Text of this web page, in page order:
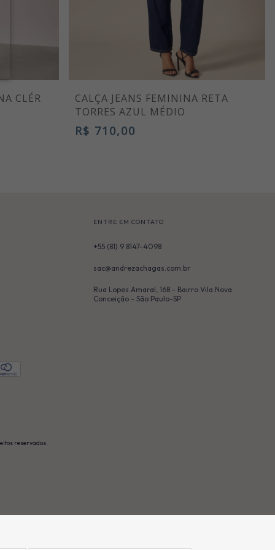
CLÉR
CALÇA JEANS FEMININA RETA
TORRES AZUL MÉDIO
R$ 710,00
ENTRE EM CONTATO
+55 (81) 9 8147-4098
sac@andrezachagas.com.br
Rua Lopes Amaral, 168 - Bairro Vila Nova
Conceição - São Paulo-SP
reservados.